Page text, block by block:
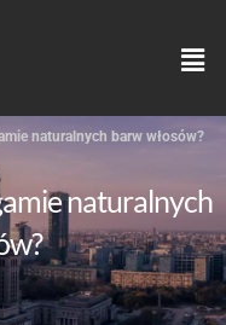
naturalnych barw włosów?
naturalnych